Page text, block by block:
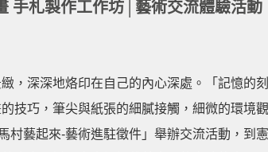
手札製作工作坊│藝術交流體驗活動
，深深地烙印在自己的內心深處。「記憶的
技巧，筆尖與紙張的細膩接觸，細微的環境
村藝起來-藝術進駐徵件」舉辦交流活動，到